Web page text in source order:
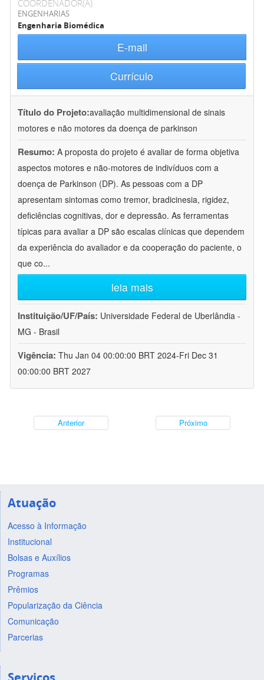
COORDENADOR(A)
ENGENHARIAS
Engenharia Biomédica
E-mail
Currículo
Título do Projeto:avaliação multidimensional de sinais
motores e não motores da doença de parkinson
Resumo: A proposta do projeto é avaliar de forma objetiva
aspectos motores e não-motores de indivíduos com a
doença de Parkinson (DP). As pessoas com a DP
apresentam sintomas como tremor, bradicinesia, rigidez,
deficiências cognitivas, dor e depressão. As ferramentas
típicas para avaliar a DP são escalas clínicas que dependem
da experiência do avaliador e da cooperação do paciente, o
que co...
leia mais
Instituição/UF/País: Universidade Federal de Uberlândia -
MG - Brasil
Vigência: Thu Jan 04 00:00:00 BRT 2024-Fri Dec 31
00:00:00 BRT 2027
Anterior Próximo
Atuação
Acesso à Informação
Institucional
Bolsas e Auxílios
Programas
Prêmios
Popularização da Ciência
Comunicação
Parcerias